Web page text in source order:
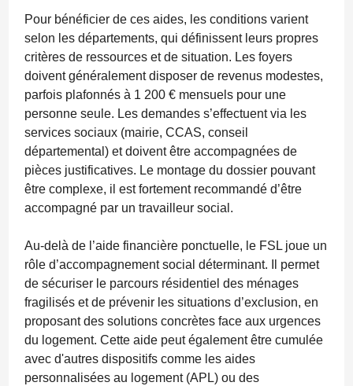
Pour bénéficier de ces aides, les conditions varient
selon les départements, qui définissent leurs propres
critères de ressources et de situation. Les foyers
doivent généralement disposer de revenus modestes,
parfois plafonnés à 1 200 € mensuels pour une
personne seule. Les demandes s’effectuent via les
services sociaux (mairie, CCAS, conseil
départemental) et doivent être accompagnées de
pièces justificatives. Le montage du dossier pouvant
être complexe, il est fortement recommandé d’être
accompagné par un travailleur social.
Au-delà de l’aide financière ponctuelle, le FSL joue un
rôle d’accompagnement social déterminant. Il permet
de sécuriser le parcours résidentiel des ménages
fragilisés et de prévenir les situations d’exclusion, en
proposant des solutions concrètes face aux urgences
du logement. Cette aide peut également être cumulée
avec d'autres dispositifs comme lesaides
personnalisées au logement (APL) ou des